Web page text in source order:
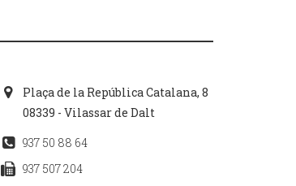
Plaça de la República Catalana, 8
08339 - Vilassar de Dalt
937 50 88 64
937 507 204